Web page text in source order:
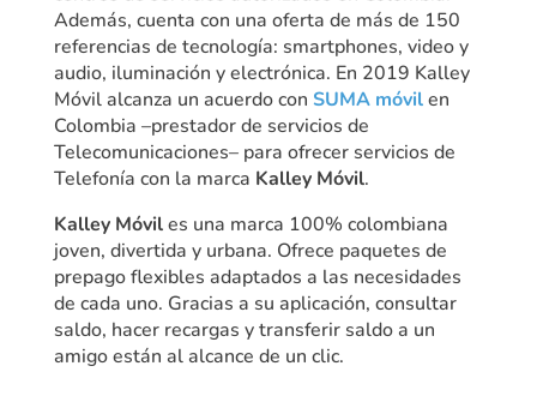
Además, cuenta con una oferta de más de 150
referencias de tecnología: smartphones, video y
audio, iluminación y electrónica. En 2019 Kalley
Móvil alcanza un acuerdo con SUMA móvilen
Colombia –prestador de servicios de
Telecomunicaciones– para ofrecer servicios de
Telefonía con la marca Kalley Móvil.
Kalley Móviles una marca 100% colombiana
joven, divertida y urbana. Ofrece paquetes de
prepago flexibles adaptados a las necesidades
de cada uno. Gracias a su aplicación, consultar
saldo, hacer recargas y transferir saldo a un
amigo están al alcance de un clic.